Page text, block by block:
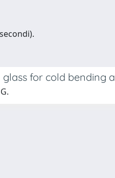
for cold bending